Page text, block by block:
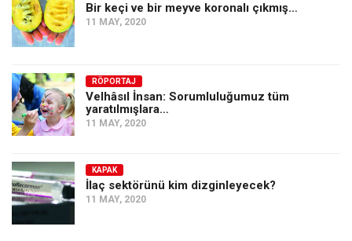
Bir keçi ve bir meyve koronalı çıkmış…
11 MAY, 2020
RÖPORTAJ
Velhâsıl İnsan: Sorumluluğumuz tüm
yaratılmışlara…
11 MAY, 2020
KAPAK
İlaç sektörünü kim dizginleyecek?
11 MAY, 2020